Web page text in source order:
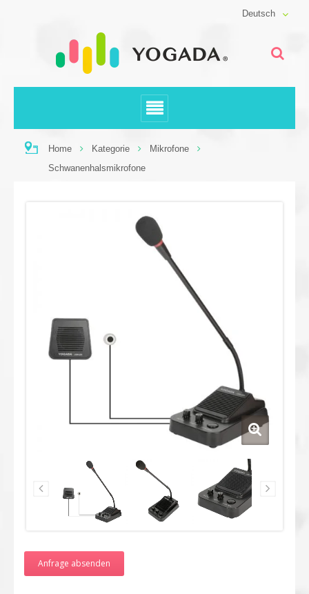
Deutsch
Home Kategorie
Mikrofone
Schwanenhalsmikrofone
Anfrage absenden